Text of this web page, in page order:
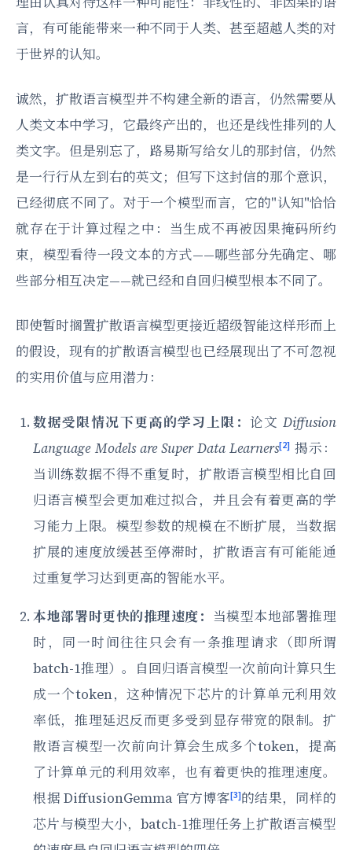
言，有可能能带来一种不同于人类、甚至超越人类的对
于世界的认知。
诚然，扩散语言模型并不构建全新的语言，仍然需要从
人类文本中学习，它最终产出的，也还是线性排列的人
类文字。但是别忘了，路易斯写给女儿的那封信，仍然
是一行行从左到右的英文；但写下这封信的那个意识，
已经彻底不同了。对于一个模型而言，它的"认知"恰恰
就存在于计算过程之中：当生成不再被因果掩码所约
束，模型看待一段文本的方式——哪些部分先确定、哪
些部分相互决定——就已经和自回归模型根本不同了。
即使暂时搁置扩散语言模型更接近超级智能这样形而上
的假设，现有的扩散语言模型也已经展现出了不可忽视
的实用价值与应用潜力：
数据受限情况下更高的学习上限： 论文Diffusion
Language Models are Super Data Learners[2] 揭示：
当训练数据不得不重复时，扩散语言模型相比自回
归语言模型会更加难过拟合，并且会有着更高的学
习能力上限。模型参数的规模在不断扩展，当数据
扩展的速度放缓甚至停滞时，扩散语言有可能能通
过重复学习达到更高的智能水平。
本地部署时更快的推理速度： 当模型本地部署推理
时，同一时间往往只会有一条推理请求（即所谓
batch-1推理）。自回归语言模型一次前向计算只生
成一个token，这种情况下芯片的计算单元利用效
率低，推理延迟反而更多受到显存带宽的限制。扩
散语言模型一次前向计算会生成多个token，提高
了计算单元的利用效率，也有着更快的推理速度。
根据 DiffusionGemma 官方博客[3]的结果，同样的
芯片与模型大小，batch-1推理任务上扩散语言模型